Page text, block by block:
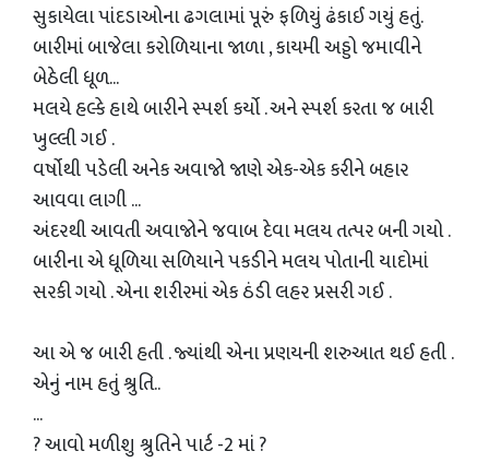
સુકાયેલા પાંદડાઓના ઢગલામાં પૂરું ફળિયું ઢંકાઈ ગયું હતું.
બારીમાં બાજેલા કરોળિયાના જાળા , કાયમી અડ્ડો જમાવીને
બેઠેલી ધૂળ...
મલયે હલ્કે હાથે બારીને સ્પર્શ કર્યો . અને સ્પર્શ કરતા જ બારી
ખુલ્લી ગઈ .
વર્ષોથી પડેલી અનેક અવાજો જાણે એક-એક કરીને બહાર
આવવા લાગી ...
અંદરથી આવતી અવાજોને જવાબ દેવા મલય તત્પર બની ગયો .
બારીના એ ધૂળિયા સળિયાને પકડીને મલય પોતાની યાદોમાં
સરકી ગયો . એના શરીરમાં એક ઠંડી લહર પ્રસરી ગઈ .
આ એ જ બારી હતી . જ્યાંથી એના પ્રણયની શરુઆત થઈ હતી .
એનું નામ હતું શ્રુતિ..
...
? આવો મળીશુ શ્રુતિને પાર્ટ -2 માં ?